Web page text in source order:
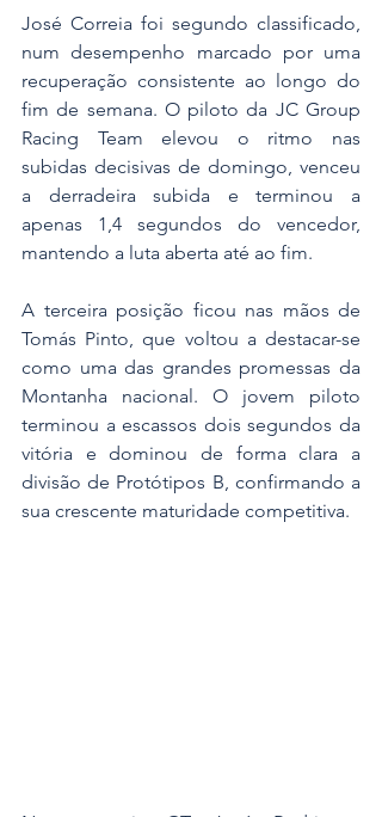
José Correia foi segundo classificado,
num desempenho marcado por uma
recuperação consistente ao longo do
fim de semana. O piloto da JC Group
Racing Team elevou o ritmo nas
subidas decisivas de domingo, venceu
a derradeira subida e terminou a
apenas 1,4 segundos do vencedor,
mantendo a luta aberta até ao fim.
A terceira posição ficou nas mãos de
Tomás Pinto, que voltou a destacar-se
como uma das grandes promessas da
Montanha nacional. O jovem piloto
terminou a escassos dois segundos da
vitória e dominou de forma clara a
divisão de Protótipos B, confirmando a
sua crescente maturidade competitiva.